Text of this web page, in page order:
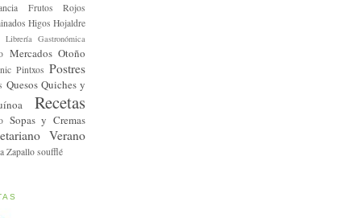
Frutos Rojos
Higos Hojaldre
Librería Gastronómica
Mercados Otoño
Pintxos Postres
Quesos Quiches y
Recetas
Sopas y Cremas
Verano
Zapallo soufflé